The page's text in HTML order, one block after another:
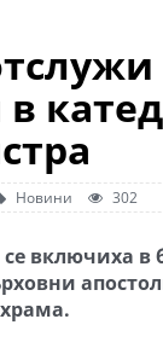
Новини 302
включиха в